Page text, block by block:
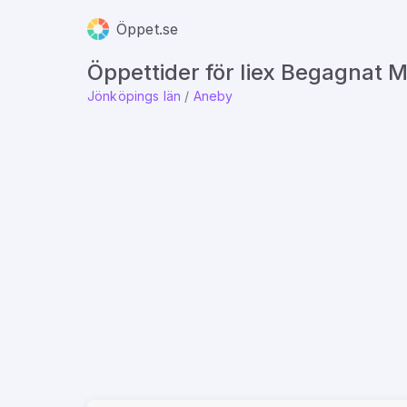
Öppet.se
Öppettider för Iiex Begagnat
Jönköpings län / Aneby